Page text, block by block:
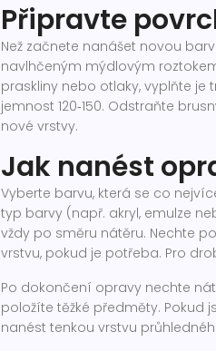
Připravte
Než začnete nanášet novou
navlhčeným mýdlovým
praskliny nebo otlaky, vyplňte
jemnost 120‑150. Odstraňte
nové vrstvy.
Jak nanést
Vyberte barvu, která se co
typ barvy (např. akryl, emulze
vždy po směru nátěru. Nechte
vrstvu, pokud je potřeba. Pro
Po dokončení opravy nechte
položíte těžké předměty. Pokud
nanést tenkou vrstvu